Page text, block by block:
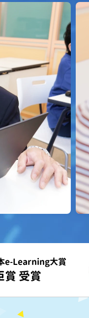
e-Learning大賞
賞 受賞